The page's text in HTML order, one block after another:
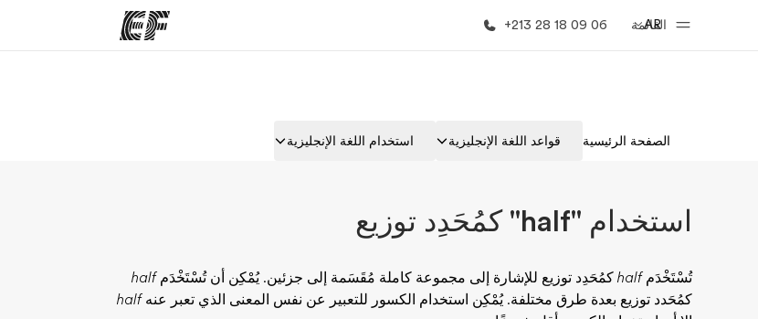
القائمة
AR
+213 28 18 09 06
الصفحة الرئيسية برامج الصفحة الرئيسية قواعد اللغة الإنجليزية استخدام اللغة الإنجليزية
استخدام "half" كمُحَدِد توزيع
تُسْتَخْدَمhalf كمُحَدِد توزيع للإشارة إلى مجموعة كاملة مُقَسَمة إلى جزئين. يُمْكِن أن تُسْتَخْدَمhalf
كمُحَدد توزيع بعدة طرق مختلفة. يُمْكِن استخدام الكسور للتعبير عن نفس المعنى الذي تعبر عنهhalf